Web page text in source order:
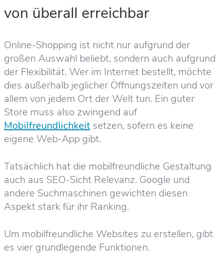
von überall erreichbar
Online-Shopping ist nicht nur aufgrund der
großen Auswahl beliebt, sondern auch aufgrund
der Flexibilität. Wer im Internet bestellt, möchte
dies außerhalb jeglicher Öffnungszeiten und vor
allem von jedem Ort der Welt tun. Ein guter
Store muss also zwingend auf
Mobilfreundlichkeit setzen, sofern es keine
eigene Web-App gibt.
Tatsächlich hat die mobilfreundliche Gestaltung
auch aus SEO-Sicht Relevanz. Google und
andere Suchmaschinen gewichten diesen
Aspekt stark für ihr Ranking.
Um mobilfreundliche Websites zu erstellen, gibt
es vier grundlegende Funktionen.